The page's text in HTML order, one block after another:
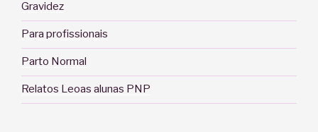
Gravidez
Para profissionais
Parto Normal
Relatos Leoas alunas PNP